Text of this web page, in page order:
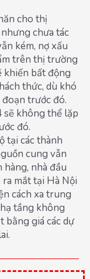
cho thị
chưa tác
kém, nợ xấu
trên thị trường
khiến bất động
thức, dù khó
trước đó.
sẽ không thể lặp
đó.
tại các thành
cung vẫn
nhà đầu
mắt tại Hà Nội
cách xa trung
tầng không
bằng giá các dự